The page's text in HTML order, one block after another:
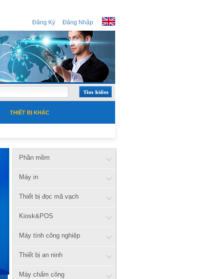
Đăng Ký Đăng Nhập
THIẾT BỊ KHÁC
Phần mềm
Máy in
Thiết bị đọc mã vạch
Kiosk&POS
Máy tính công nghiệp
Thiết bị an ninh
Máy chấm công